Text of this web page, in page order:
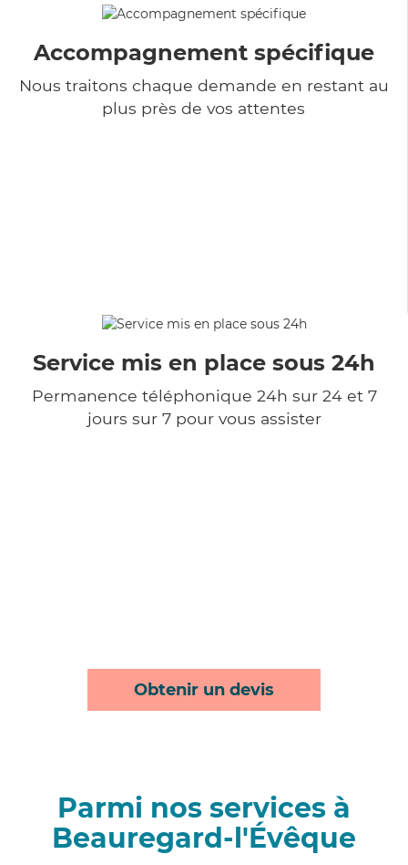
Accompagnement spécifique
Nous traitons chaque demande en restant au
plus près de vos attentes
Service mis en place sous 24h
Permanence téléphonique 24h sur 24 et 7
jours sur 7 pour vous assister
Obtenir un devis
Parmi nos services à
Beauregard-l'Évêque